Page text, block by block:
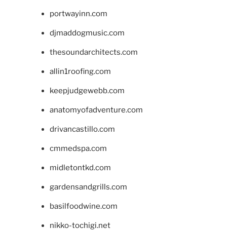
portwayinn.com
djmaddogmusic.com
thesoundarchitects.com
allin1roofing.com
keepjudgewebb.com
anatomyofadventure.com
drivancastillo.com
cmmedspa.com
midletontkd.com
gardensandgrills.com
basilfoodwine.com
nikko-tochigi.net